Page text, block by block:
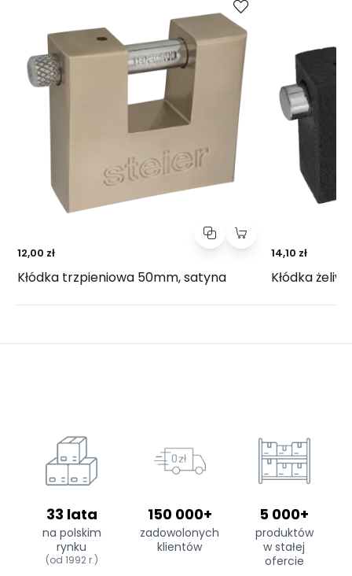
12,00 zł
Kłódka trzpieniowa 50mm, satyna
14,10 zł
Kłódka
33 lata
na polskim
rynku
(od 1992 r.)
150 000+
zadowolonych
klientów
5 000+
produktów
w stałej
ofercie